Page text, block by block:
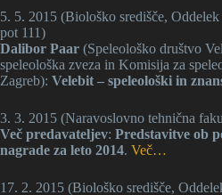
5. 5. 2015 (Biološko središče,
pot 111)
Dalibor Paar (Speleološko društvo
speleološka zveza in Komisija za
Zagreb): Velebit – speleološki in
3. 3. 2015 (Naravoslovno tehnična
Več predavateljev: Predstavitve ob
nagrade za leto 2014. Več…
17. 2. 2015 (Biološko središče,